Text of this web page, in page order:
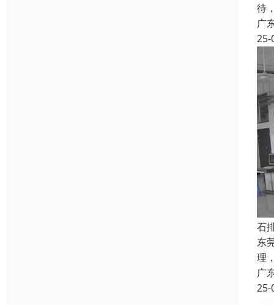
待
广
25-
石
东
理
广
25-